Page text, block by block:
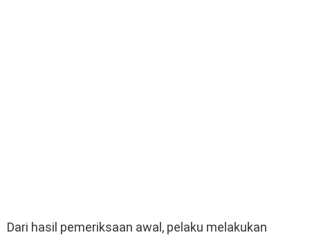
Dari hasil pemeriksaan awal, pelaku melakukan